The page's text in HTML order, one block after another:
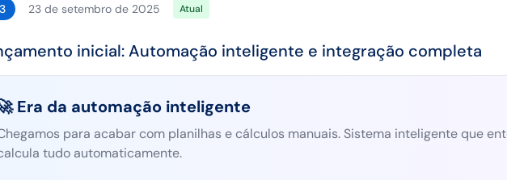
23 de setembro de 2025 Atual
inicial: Automação inteligente e integração completa
Era da automação inteligente
para acabar com planilhas e cálculos manuais. Sistema inteligente que
tudo automaticamente.